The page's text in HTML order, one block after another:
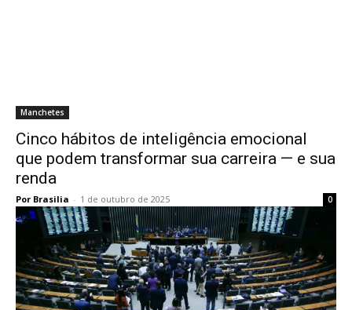
Manchetes
Cinco hábitos de inteligência emocional
que podem transformar sua carreira — e sua
renda
Por Brasilia - 1 de outubro de 2025 0